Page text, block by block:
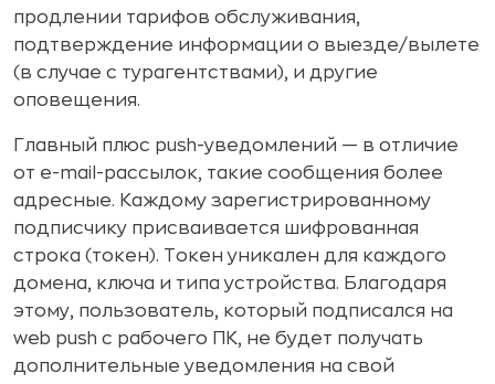
продлении тарифов обслуживания,
подтверждение информации о выезде/вылете
(в случае с турагентствами), и другие
оповещения.
Главный плюс push-уведомлений — в отличие
от e-mail-рассылок, такие сообщения более
адресные. Каждому зарегистрированному
подписчику присваивается шифрованная
строка (токен). Токен уникален для каждого
домена, ключа и типа устройства. Благодаря
этому, пользователь, который подписался на
web push с рабочего ПК, не будет получать
дополнительные уведомления на свой